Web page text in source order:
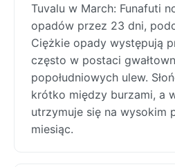
Tuvalu w March: Funafuti
opadów przez 23 dni,
Ciężkie opady występują
często w postaci
popołudniowych ulew.
krótko między burzami, a
utrzymuje się na wysokim
miesiąc.